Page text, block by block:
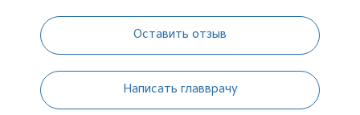
Оставить отзыв
Написать главврачу